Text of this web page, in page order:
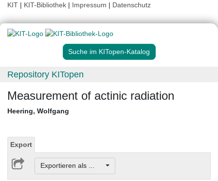
KIT | KIT-Bibliothek | Impressum | Datenschutz
Suche im KITopen-Katalog
Repository KITopen
Measurement of actinic radiation
Heering, Wolfgang
Export
Exportieren als ...